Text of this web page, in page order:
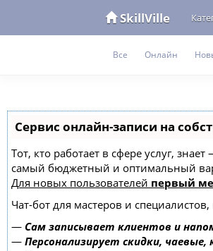
SkillVille
Все Онлайн
Сервис онлайн-записи на
Тот, кто работает в сфере услуг,
самый бюджетный и оптимальный
Для новых пользователей первый
Чат-бот для мастеров и
— Сам записывает клиентов и
— Персонализирует скидки,